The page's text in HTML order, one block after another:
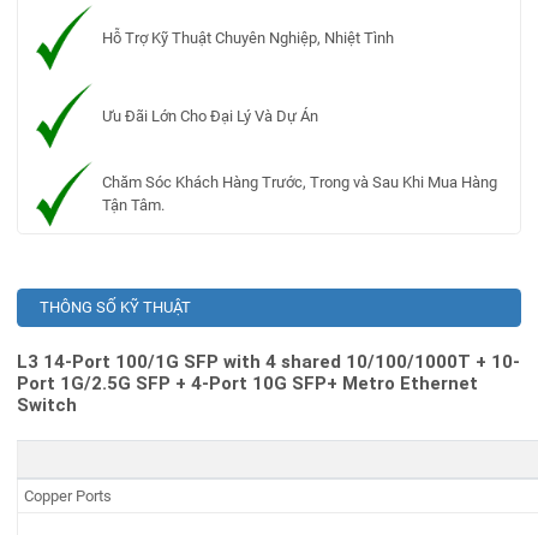
Hỗ Trợ Kỹ Thuật Chuyên Nghiệp, Nhiệt Tình
Ưu Đãi Lớn Cho Đại Lý Và Dự Án
Chăm Sóc Khách Hàng Trước, Trong và Sau Khi Mua Hàng
Tận Tâm.
THÔNG SỐ KỸ THUẬT
L3 14-Port 100/1G SFP with 4 shared 10/100/1000T + 10-
Port 1G/2.5G SFP + 4-Port 10G SFP+ Metro Ethernet
Switch
Copper Ports